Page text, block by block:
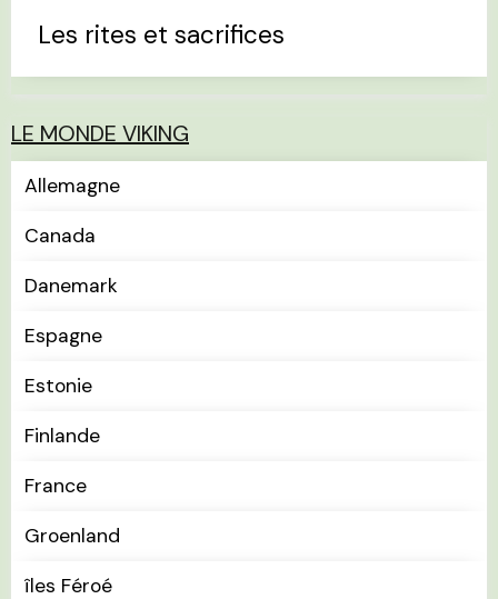
Les rites et sacrifices
LE MONDE VIKING
Allemagne
Canada
Danemark
Espagne
Estonie
Finlande
France
Groenland
îles Féroé